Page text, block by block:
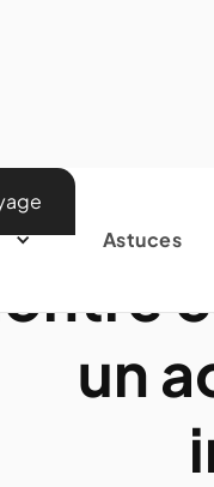
Astuces
un